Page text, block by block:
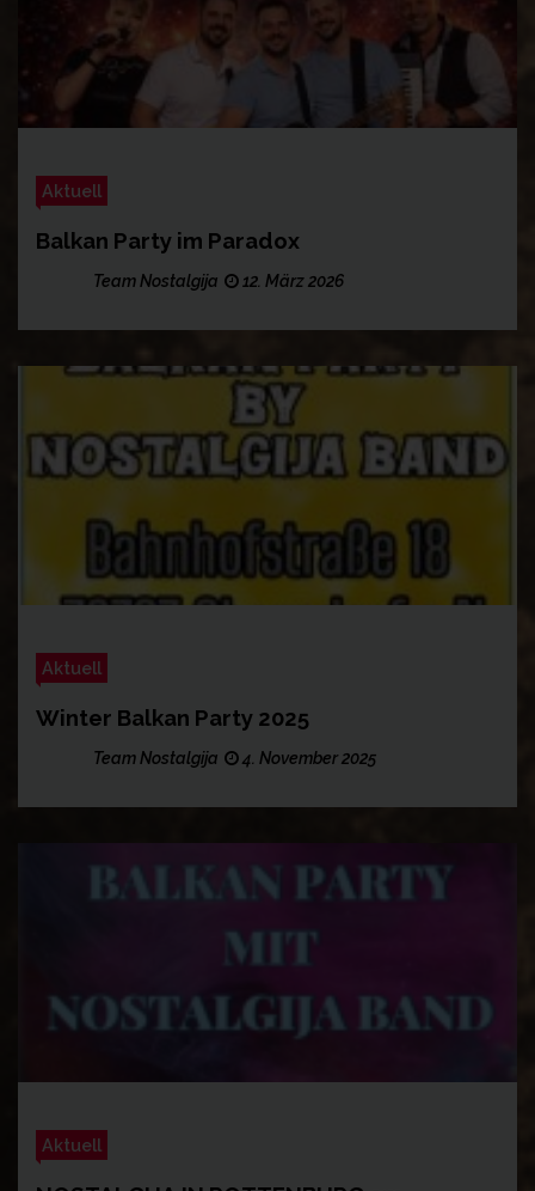
Aktuell
Balkan Party im Paradox
Team Nostalgija 12. März 2026
Aktuell
Winter Balkan Party 2025
Team Nostalgija 4. November 2025
Aktuell